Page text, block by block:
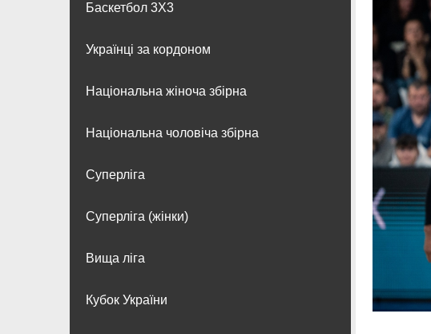
Баскетбол 3Х3
Українці за кордоном
Національна жіноча збірна
Національна чоловіча збірна
Суперліга
Суперліга (жінки)
Вища лiга
Кубок України